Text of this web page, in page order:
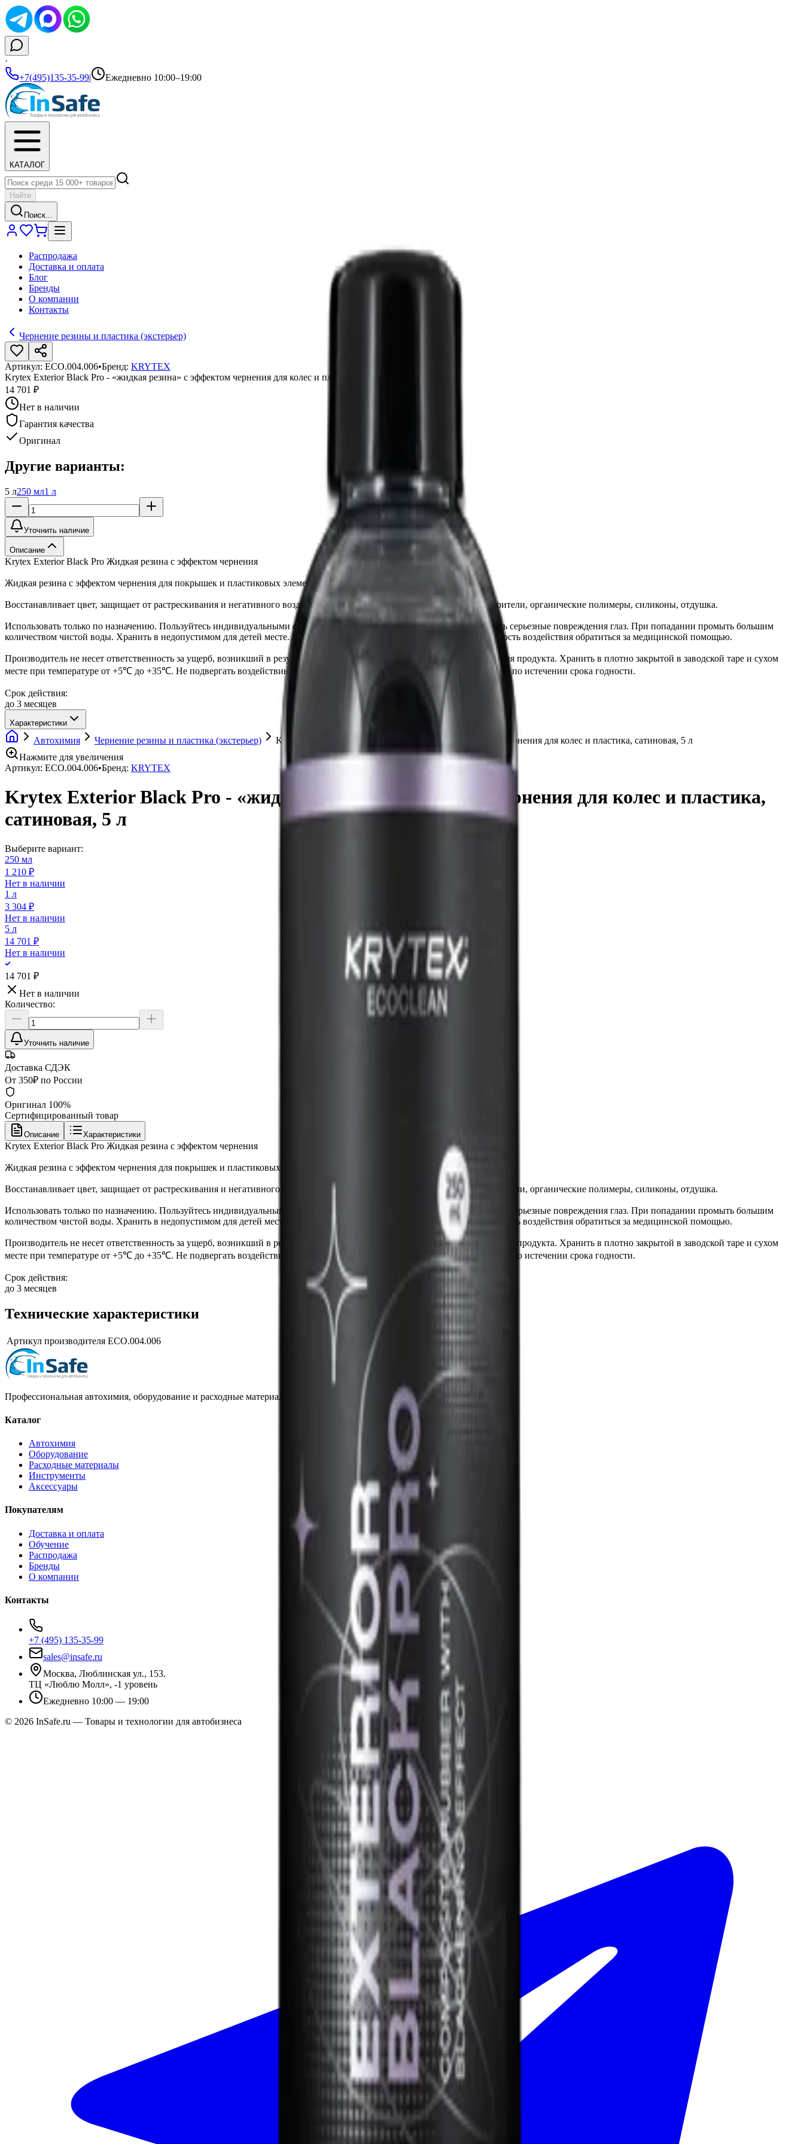
·
+7(495)135-35-99| Ежедневно 10:00–19:00
КАТАЛОГ
Найти
Поиск...
Распродажа
Доставка и оплата
Блог
Бренды
О компании
Контакты
Чернение резины и пластика (экстерьер)
Артикул: ECO.004.006•Бренд: KRYTEX
Krytex Exterior Black Pro - «жидкая резина» с эффектом чернения для колес и пластика, сатиновая, 5 л
14 701 ₽
Нет в наличии
Гарантия качества
Оригинал
Другие варианты:
5 л250 мл1 л
Уточнить наличие
Описание
Krytex Exterior Black Pro Жидкая резина с эффектом чернения
Жидкая резина с эффектом чернения для покрышек и пластиковых элементов экстерьера автомобиля.
Восстанавливает цвет, защищает от растрескивания и негативного воздействия окружающей среды. Алкановые растворители, органические полимеры, силиконы, отдушка.
Использовать только по назначению. Пользуйтесь индивидуальными средствами защиты: очки, перчатки. Может вызвать серьезные повреждения глаз. При попадании промыть большим
количеством чистой воды. Хранить в недопустимом для детей месте. Не применять внутрь. При подозрении на возможность воздействия обратиться за медицинской помощью.
Производитель не несет ответственность за ущерб, возникший в результате неосторожного и некорректного использования продукта. Хранить в плотно закрытой в заводской таре и сухом
месте при температуре от +5℃ до +35℃. Не подвергать воздействию прямых солнечных лучей. Не использовать средство по истечении срока годности.
Срок действия:
до 3 месяцев
Характеристики
Автохимия Чернение резины и пластика (экстерьер)
Krytex Exterior Black Pro - «жидкая резина» с эффектом чернения для колес и пластика, сатиновая, 5 л
Нажмите для увеличения
Артикул: ECO.004.006•Бренд: KRYTEX
Krytex Exterior Black Pro - «жидкая резина» с эффектом чернения для колес и пластика,
сатиновая, 5 л
Выберите вариант:
250 мл
1 210 ₽
Нет в наличии
1 л
3 304 ₽
Нет в наличии
5 л
14 701 ₽
Нет в наличии
14 701 ₽
Нет в наличии
Количество:
Уточнить наличие
Доставка СДЭК
От 350₽ по России
Оригинал 100%
Сертифицированный товар
Описание Характеристики
Krytex Exterior Black Pro Жидкая резина с эффектом чернения
Жидкая резина с эффектом чернения для покрышек и пластиковых элементов экстерьера автомобиля.
Восстанавливает цвет, защищает от растрескивания и негативного воздействия окружающей среды. Алкановые растворители, органические полимеры, силиконы, отдушка.
Использовать только по назначению. Пользуйтесь индивидуальными средствами защиты: очки, перчатки. Может вызвать серьезные повреждения глаз. При попадании промыть большим
количеством чистой воды. Хранить в недопустимом для детей месте. Не применять внутрь. При подозрении на возможность воздействия обратиться за медицинской помощью.
Производитель не несет ответственность за ущерб, возникший в результате неосторожного и некорректного использования продукта. Хранить в плотно закрытой в заводской таре и сухом
месте при температуре от +5℃ до +35℃. Не подвергать воздействию прямых солнечных лучей. Не использовать средство по истечении срока годности.
Срок действия:
до 3 месяцев
Технические характеристики
Артикул производителя ECO.004.006
Профессиональная автохимия, оборудование и расходные материалы для детейлинга.
Каталог
Автохимия
Оборудование
Расходные материалы
Инструменты
Аксессуары
Покупателям
Доставка и оплата
Обучение
Распродажа
Бренды
О компании
Контакты
+7 (495) 135-35-99
sales@insafe.ru
Москва, Люблинская ул., 153.
ТЦ «Люблю Молл», -1 уровень
Ежедневно 10:00 — 19:00
© 2026 InSafe.ru — Товары и технологии для автобизнеса